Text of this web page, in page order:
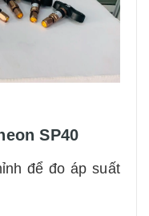
SP40
để đo áp suất